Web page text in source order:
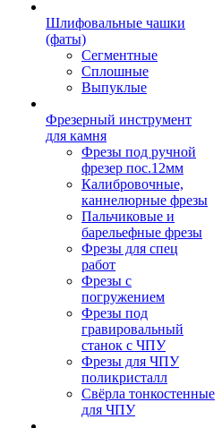
Шлифовальные чашки
(фаты)
Сегментные
Сплошные
Выпуклые
Фрезерный инструмент
для камня
Фрезы под ручной
фрезер пос.12мм
Калибровочные,
каннелюрные фрезы
Пальчиковые и
барельефные фрезы
Фрезы для спец
работ
Фрезы с
погружением
Фрезы под
гравировальный
станок с ЧПУ
Фрезы для ЧПУ
поликристалл
Свёрла тонкостенные
для ЧПУ